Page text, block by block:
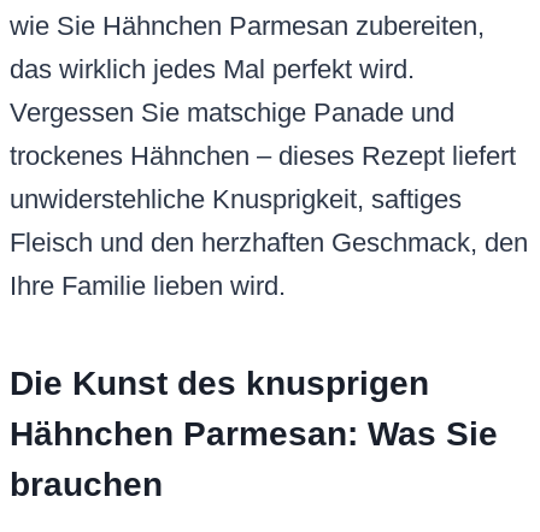
wie Sie Hähnchen Parmesan zubereiten,
das wirklich jedes Mal perfekt wird.
Vergessen Sie matschige Panade und
trockenes Hähnchen – dieses Rezept liefert
unwiderstehliche Knusprigkeit, saftiges
Fleisch und den herzhaften Geschmack, den
Ihre Familie lieben wird.
Die Kunst des knusprigen
Hähnchen Parmesan: Was Sie
brauchen